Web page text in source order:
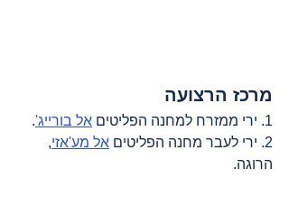
מרכז הרצועה
1. ירי ממזרח למחנה הפליטים אל בורייג'.
2. ירי לעבר מחנה הפליטים
אל מע'אזי,
הרוגה.